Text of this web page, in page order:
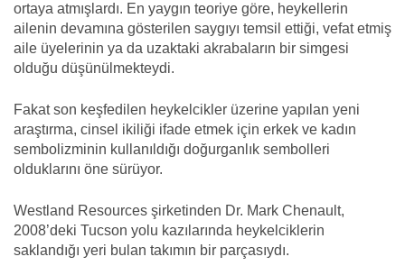
ortaya atmışlardı. En yaygın teoriye göre, heykellerin
ailenin devamına gösterilen saygıyı temsil ettiği, vefat etmiş
aile üyelerinin ya da uzaktaki akrabaların bir simgesi
olduğu düşünülmekteydi.
Fakat son keşfedilen heykelcikler üzerine yapılan yeni
araştırma, cinsel ikiliği ifade etmek için erkek ve kadın
sembolizminin kullanıldığı doğurganlık sembolleri
olduklarını öne sürüyor.
Westland Resources şirketinden Dr. Mark Chenault,
2008’deki Tucson yolu kazılarında heykelciklerin
saklandığı yeri bulan takımın bir parçasıydı.